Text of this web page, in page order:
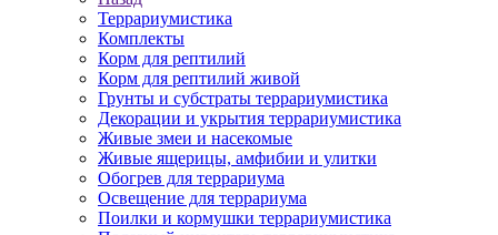
Террариумистика
Комплекты
Корм для рептилий
Корм для рептилий живой
Грунты и субстраты террариумистика
Декорации и укрытия террариумистика
Живые змеи и насекомые
Живые ящерицы, амфибии и улитки
Обогрев для террариума
Освещение для террариума
Поилки и кормушки террариумистика